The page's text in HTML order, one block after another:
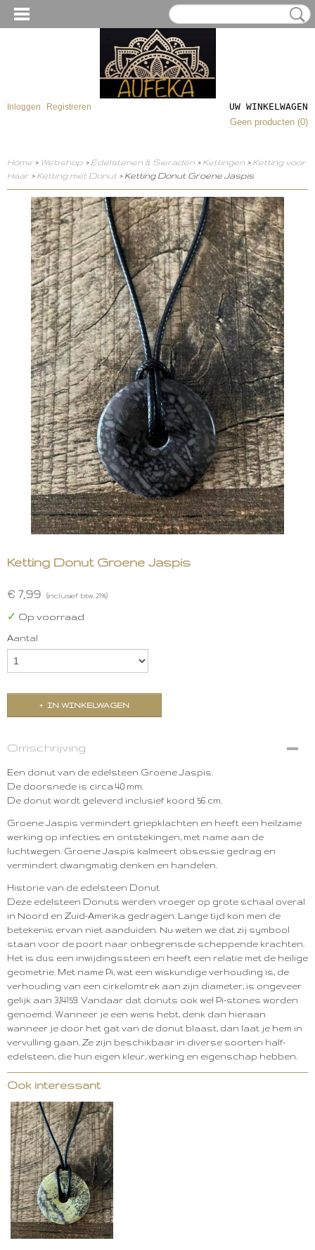
Inloggen Registreren
UW WINKELWAGEN
Geen producten (0)
Home > Webshop > Edelstenen & Sieraden > Kettingen > Ketting voor
Haar > Ketting met Donut > Ketting Donut Groene Jaspis
Ketting Donut Groene Jaspis
€ 7,99 (inclusief btw 21%)
✓ Op voorraad
Aantal
IN WINKELWAGEN
Omschrijving
Een donut van de edelsteen Groene Jaspis.
De doorsnede is circa 40 mm.
De donut wordt geleverd inclusief koord 56 cm.
Groene Jaspis vermindert griepklachten en heeft een heilzame
werking op infecties en ontstekingen, met name aan de
luchtwegen. Groene Jaspis kalmeert obsessie gedrag en
vermindert dwangmatig denken en handelen.
Historie van de edelsteen Donut
Deze edelsteen Donuts werden vroeger op grote schaal overal
in Noord en Zuid-Amerika gedragen. Lange tijd kon men de
betekenis ervan niet aanduiden. Nu weten we dat zij symbool
staan voor de poort naar onbegrensde scheppende krachten.
Het is dus een inwijdingssteen en heeft een relatie met de heilige
geometrie. Met name Pi, wat een wiskundige verhouding is, de
verhouding van een cirkelomtrek aan zijn diameter, is ongeveer
gelijk aan 3,14159. Vandaar dat donuts ook wel Pi-stones worden
genoemd. Wanneer je een wens hebt, denk dan hieraan
wanneer je door het gat van de donut blaast, dan laat je hem in
vervulling gaan. Ze zijn beschikbaar in diverse soorten half-
edelsteen, die hun eigen kleur, werking en eigenschap hebben.
Ook interessant